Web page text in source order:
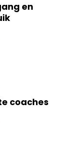
en
coaches